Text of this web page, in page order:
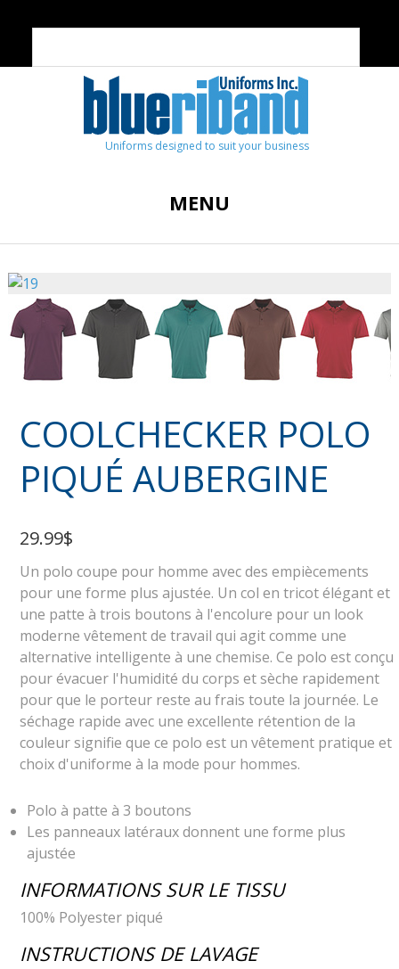
Uniforms designed to suit your business
MENU
COOLCHECKER POLO
PIQUÉ AUBERGINE
29.99$
Un polo coupe pour homme avec des empiècements
pour une forme plus ajustée. Un col en tricot élégant et
une patte à trois boutons à l'encolure pour un look
moderne vêtement de travail qui agit comme une
alternative intelligente à une chemise. Ce polo est conçu
pour évacuer l'humidité du corps et sèche rapidement
pour que le porteur reste au frais toute la journée. Le
séchage rapide avec une excellente rétention de la
couleur signifie que ce polo est un vêtement pratique et
choix d'uniforme à la mode pour hommes.
Polo à patte à 3 boutons
Les panneaux latéraux donnent une forme plus
ajustée
INFORMATIONS SUR LE TISSU
100% Polyester piqué
INSTRUCTIONS DE LAVAGE